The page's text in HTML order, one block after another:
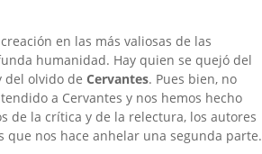
en las más valiosas de las
humanidad. Hay quien se quejó del
del olvido de Cervantes. Pues bien, no
a Cervantes y nos hemos hecho
de la crítica y de la relectura, los autores
nos hace anhelar una segunda parte.